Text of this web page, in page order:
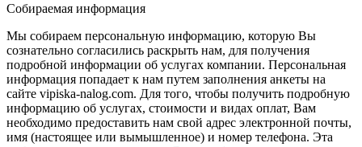
Собираемая информация
Мы собираем персональную информацию, которую Вы
сознательно согласились раскрыть нам, для получения
подробной информации об услугах компании. Персональная
информация попадает к нам путем заполнения анкеты на
сайте vipiska-nalog.com. Для того, чтобы получить подробную
информацию об услугах, стоимости и видах оплат, Вам
необходимо предоставить нам свой адрес электронной почты,
имя (настоящее или вымышленное) и номер телефона. Эта